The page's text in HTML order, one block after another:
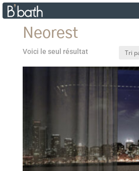
Neorest
Voici le seul résultat